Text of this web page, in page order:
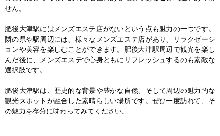
せん。
肥後大津駅にはメンズエステ店がないという点も魅力の一つです。
隣の県や駅周辺には、様々なメンズエステ店があり、リラクゼーシ
ョンや美容を楽しむことができます。肥後大津駅周辺で観光を楽し
んだ後に、メンズエステで心身ともにリフレッシュするのも素敵な
選択肢です。
肥後大津駅は、歴史的な背景や豊かな自然、そして周辺の魅力的な
観光スポットが融合した素晴らしい場所です。ぜひ一度訪れて、そ
の魅力を存分に味わってみてください。